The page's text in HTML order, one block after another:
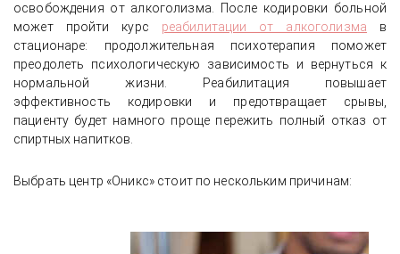
освобождения от алкоголизма. После кодировки больной
может пройти курс реабилитации от алкоголизма в
стационаре: продолжительная психотерапия поможет
преодолеть психологическую зависимость и вернуться к
нормальной жизни. Реабилитация повышает
эффективность кодировки и предотвращает срывы,
пациенту будет намного проще пережить полный отказ от
спиртных напитков.
Выбрать центр «Оникс» стоит по нескольким причинам: